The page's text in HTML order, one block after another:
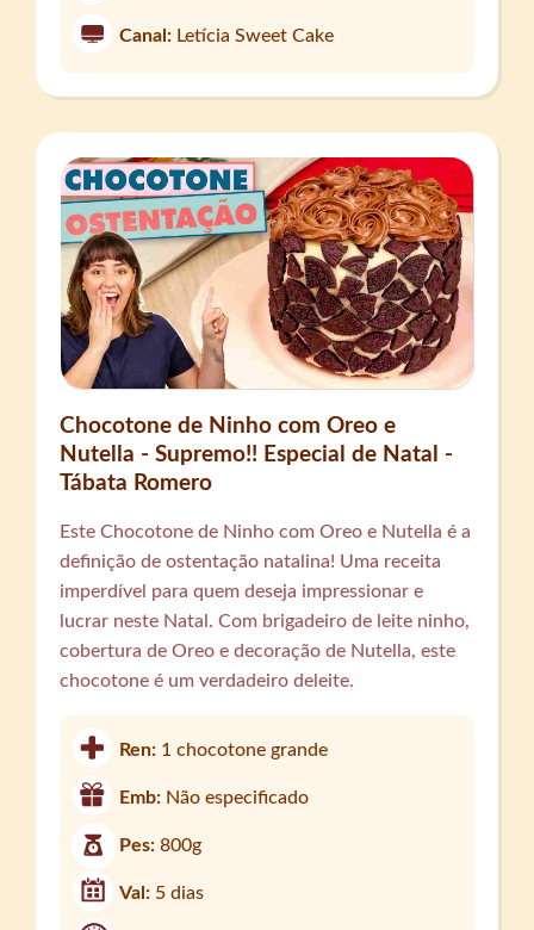
Canal: Letícia Sweet Cake
Chocotone de Ninho com Oreo e
Nutella - Supremo!! Especial de Natal -
Tábata Romero
Este Chocotone de Ninho com Oreo e Nutella é a
definição de ostentação natalina! Uma receita
imperdível para quem deseja impressionar e
lucrar neste Natal. Com brigadeiro de leite ninho,
cobertura de Oreo e decoração de Nutella, este
chocotone é um verdadeiro deleite.
Ren: 1 chocotone grande
Emb: Não especificado
Pes:800g
Val: 5 dias